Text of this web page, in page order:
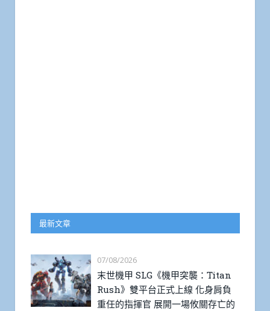
最新文章
07/08/2026
末世機甲 SLG《機甲突襲：Titan
Rush》雙平台正式上線 化身肩負
重任的指揮官 展開一場攸關存亡的